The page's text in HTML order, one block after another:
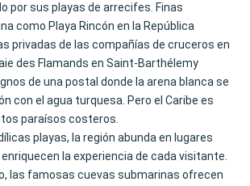
por sus playas de arrecifes. Finas
como Playa Rincón en la República
privadas de las compañías de cruceros en
des Flamands en Saint-Barthélemy
de una postal donde la arena blanca se
con el agua turquesa. Pero el Caribe es
paraísos costeros.
playas, la región abunda en lugares
la experiencia de cada visitante.
las famosas cuevas submarinas ofrecen